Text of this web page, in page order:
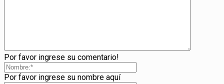
Por favor ingrese su comentario!
Por favor ingrese su nombre aquí